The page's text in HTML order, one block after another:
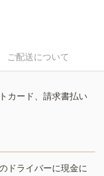
ご配送について
カード、請求書払い
ドライバーに現金に